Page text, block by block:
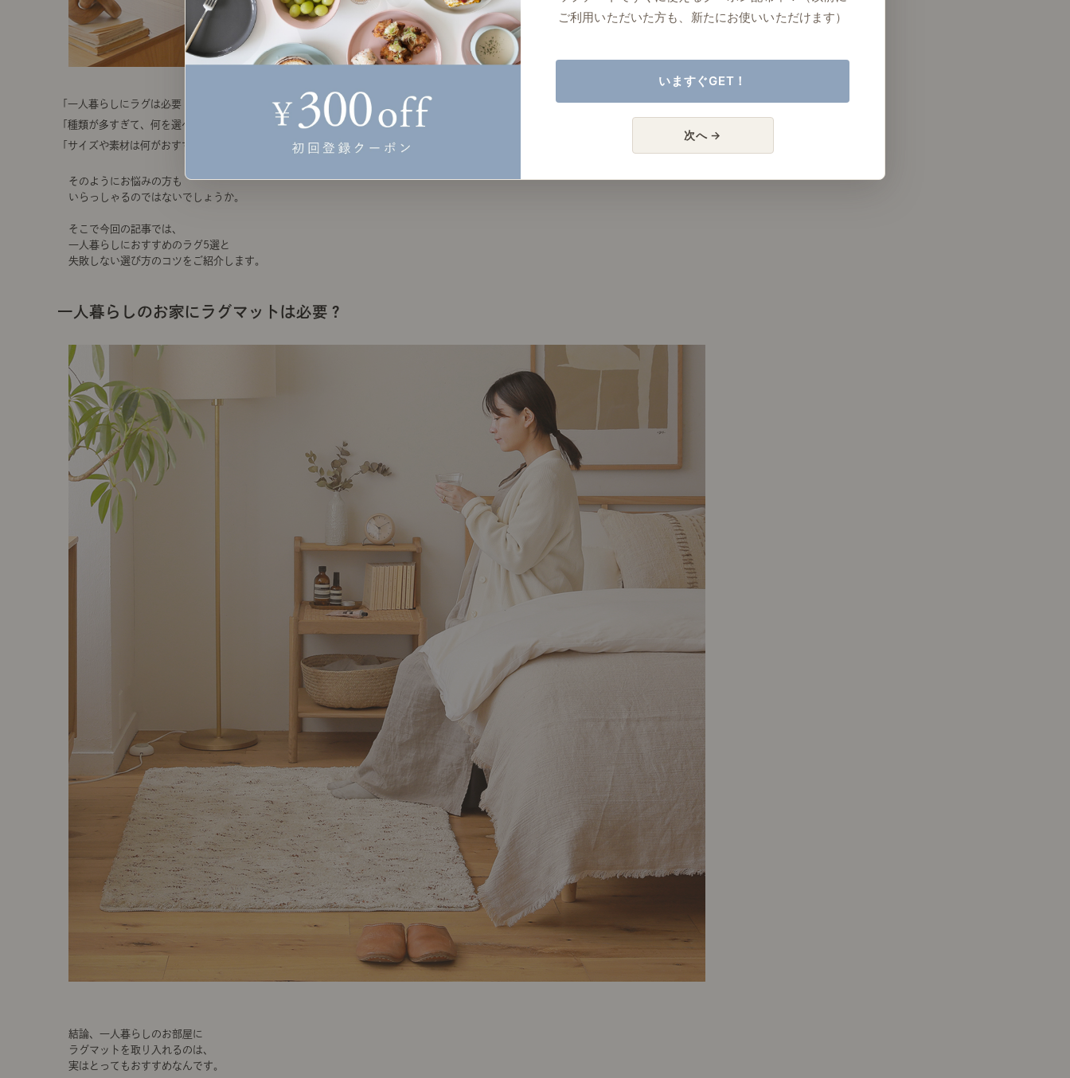
「一人暮らしにラグは必要？」
「種類が多すぎて、何を選べばいいの？」
「サイズや素材は何がおすすめ？」
そのようにお悩みの方も
いらっしゃるのではないでしょうか。
そこで今回の記事では、
一人暮らしにおすすめのラグ5選と
失敗しない選び方のコツをご紹介します。
一人暮らしのお家にラグマットは必要？
結論、一人暮らしのお部屋に
ラグマットを取り入れるのは、
実はとってもおすすめなんです。
ご利用いただいた方も、新たにお使いいただけます）
いますぐGET！
次へ →